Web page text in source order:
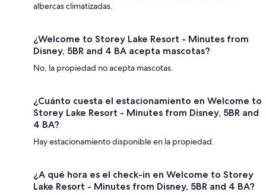
albercas climatizadas.
¿Welcome to Storey Lake Resort - Minutes from
Disney, 5BR and 4 BA acepta mascotas?
No, la propiedad no acepta mascotas.
¿Cuánto cuesta el estacionamiento en Welcome to
Storey Lake Resort - Minutes from Disney, 5BR and
4 BA?
Hay estacionamiento disponible en la propiedad.
¿A qué hora es el check-in en Welcome to Storey
Lake Resort - Minutes from Disney, 5BR and 4 BA?